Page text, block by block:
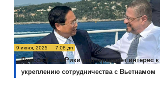
9 июня, 2025 7:08 дп
Пресса Коста-Рики подчеркивает интерес к
укреплению сотрудничества с Вьетнамом